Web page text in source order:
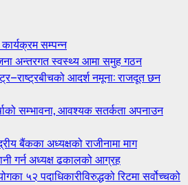
सम्पन्न
अन्तरगत स्वस्थ्य आमा समुह गठन
आदर्श नमूना: राजदूत छन
सम्भावना, आवश्यक सतर्कता अपनाउन
बैंकका अध्यक्षको राजीनामा माग
गर्न अध्यक्ष ढकालको आग्रह
५२ पदाधिकारीविरुद्धको रिटमा सर्वोच्चको